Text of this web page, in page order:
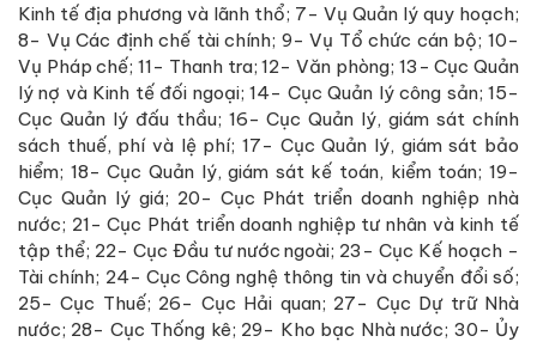
Kinh tế địa phương và lãnh thổ; 7- Vụ Quản lý quy hoạch;
8- Vụ Các định chế tài chính; 9- Vụ Tổ chức cán bộ; 10-
Vụ Pháp chế; 11- Thanh tra; 12- Văn phòng; 13- Cục Quản
lý nợ và Kinh tế đối ngoại; 14- Cục Quản lý công sản; 15-
Cục Quản lý đấu thầu; 16- Cục Quản lý, giám sát chính
sách thuế, phí và lệ phí; 17- Cục Quản lý, giám sát bảo
hiểm; 18- Cục Quản lý, giám sát kế toán, kiểm toán; 19-
Cục Quản lý giá; 20- Cục Phát triển doanh nghiệp nhà
nước; 21- Cục Phát triển doanh nghiệp tư nhân và kinh tế
tập thể; 22- Cục Đầu tư nước ngoài; 23- Cục Kế hoạch -
Tài chính; 24- Cục Công nghệ thông tin và chuyển đổi số;
25- Cục Thuế; 26- Cục Hải quan; 27- Cục Dự trữ Nhà
nước; 28- Cục Thống kê; 29- Kho bạc Nhà nước; 30- Ủy